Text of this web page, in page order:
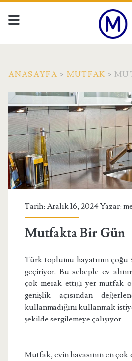
ANASAYFA > MUTFAK >
Tarih: Aralık 16, 2024 Yazar:
Mutfakta Bir Gün
Türk toplumu hayatının çoğu
geçiriyor. Bu sebeple ev
çok merak ettiği yer mutfak
genişlik açısından
kullanmadığını kullanmak
şekilde sergilemeye çalışıyor.
Mutfak, evin havasının en çok